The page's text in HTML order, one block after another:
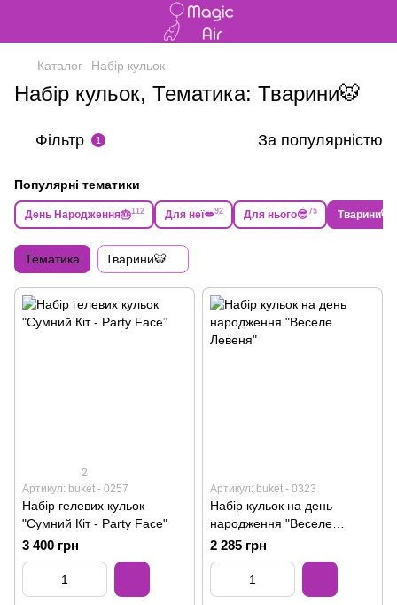
Каталог Набір кульок
Набір кульок, Тематика: Тварини🐯
Фільтр 1 За популярністю
Популярні тематики
День Народження🎂112 Для неї💋92 Для нього😎75 Тварини🐯
Тематика Тварини🐯
2
Артикул: buket - 0257
Набір гелевих кульок
"Сумний Кіт - Party Face"
3 400 грн
Артикул: buket - 0323
Набір кульок на день
народження "Веселе
Левеня"
2 285 грн